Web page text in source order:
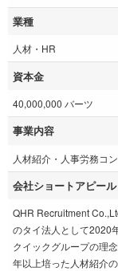
業種
人材・HR
資本金
40,000,000 バーツ
事業内容
人材紹介・人事労務コ
会社ショートアピール
QHR Recruitment
のタイ法人として2020
クイックグループの理
年以上培った人材紹介